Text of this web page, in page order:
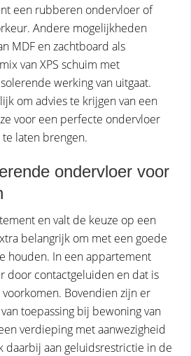
een rubberen ondervloer of
Andere mogelijkheden
MDF en zachtboard als
van XPS schuim met
werking van uitgaat.
om advies te krijgen van een
voor een perfecte ondervloer
te laten brengen.
ondervloer voor
en valt de keuze op een
belangrijk om met een goede
houden. In een appartement
door contactgeluiden en dat is
Bovendien zijn er
toepassing bij bewoning van
verdieping met aanwezigheid
daarbij aan geluidsrestrictie in de